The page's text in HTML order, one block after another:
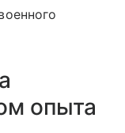
опыта